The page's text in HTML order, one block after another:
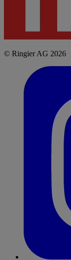
© Ringier AG 2026